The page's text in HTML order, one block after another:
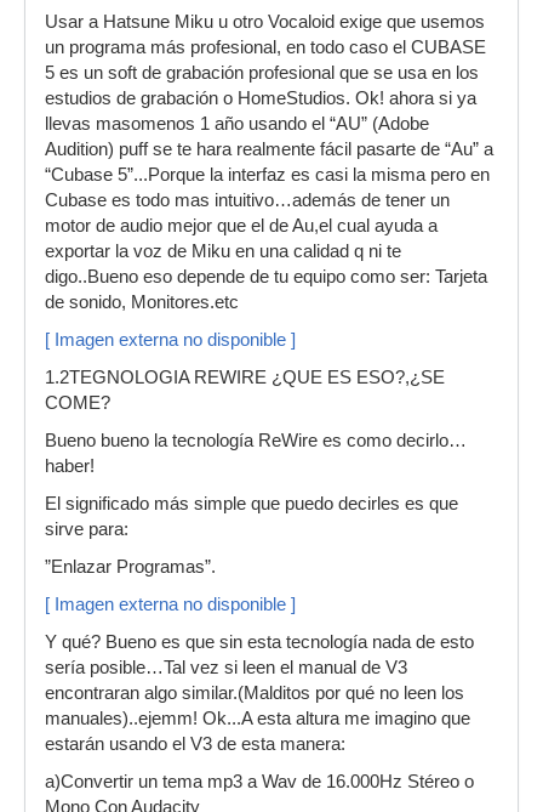
Usar a Hatsune Miku u otro Vocaloid exige que usemos
un programa más profesional, en todo caso el CUBASE
5 es un soft de grabación profesional que se usa en los
estudios de grabación o HomeStudios. Ok! ahora si ya
llevas masomenos 1 año usando el “AU” (Adobe
Audition) puff se te hara realmente fácil pasarte de “Au” a
“Cubase 5”...Porque la interfaz es casi la misma pero en
Cubase es todo mas intuitivo…además de tener un
motor de audio mejor que el de Au,el cual ayuda a
exportar la voz de Miku en una calidad q ni te
digo..Bueno eso depende de tu equipo como ser: Tarjeta
de sonido, Monitores.etc
[ Imagen externa no disponible ]
1.2TEGNOLOGIA REWIRE ¿QUE ES ESO?,¿SE
COME?
Bueno bueno la tecnología ReWire es como decirlo…
haber!
El significado más simple que puedo decirles es que
sirve para:
”Enlazar Programas”.
[ Imagen externa no disponible ]
Y qué? Bueno es que sin esta tecnología nada de esto
sería posible…Tal vez si leen el manual de V3
encontraran algo similar.(Malditos por qué no leen los
manuales)..ejemm! Ok...A esta altura me imagino que
estarán usando el V3 de esta manera:
a)Convertir un tema mp3 a Wav de 16.000Hz Stéreo o
Mono Con Audacity